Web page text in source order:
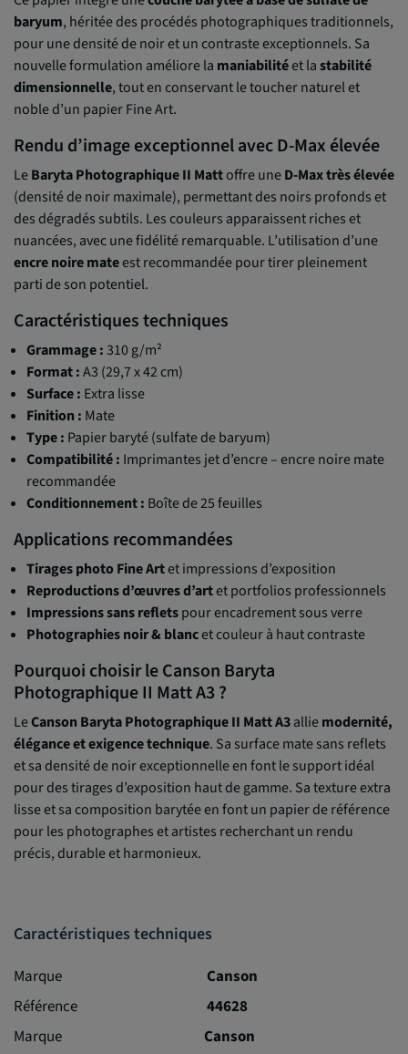
baryum, héritée des procédés photographiques traditionnels,
pour une densité de noir et un contraste exceptionnels. Sa
nouvelle formulation améliore la maniabilitéet lastabilité
dimensionnelle, tout en conservant le toucher naturel et
noble d’un papier Fine Art.
Rendu d’image exceptionnel avec D-Max élevée
LeBaryta Photographique II Mattoffre uneD-Max très élevée
(densité de noir maximale), permettant des noirs profonds et
des dégradés subtils. Les couleurs apparaissent riches et
nuancées, avec une fidélité remarquable. L’utilisation d’une
encre noire mateest recommandée pour tirer pleinement
parti de son potentiel.
Caractéristiques techniques
Grammage :310 g/m²
Format :A3 (29,7 x 42 cm)
Surface : Extra lisse
Finition : Mate
Type : Papier baryté (sulfate de baryum)
Compatibilité : Imprimantes jet d’encre – encre noire mate
recommandée
Conditionnement : Boîte de 25 feuilles
Applications recommandées
Tirages photo Fine Artet impressions d’exposition
Reproductions d’œuvres d’artet portfolios professionnels
Impressions sans refletspour encadrement sous verre
Photographies noir & blancet couleur à haut contraste
Pourquoi choisir le Canson Baryta
Photographique II Matt A3 ?
LeCanson Baryta Photographique II Matt A3alliemodernité,
élégance et exigence technique. Sa surface mate sans reflets
et sa densité de noir exceptionnelle en font le support idéal
pour des tirages d’exposition haut de gamme. Sa texture extra
lisse et sa composition barytée en font un papier de référence
pour les photographes et artistes recherchant un rendu
précis, durable et harmonieux.
Caractéristiques techniques
Marque
Canson
Référence
44628
Marque
Canson